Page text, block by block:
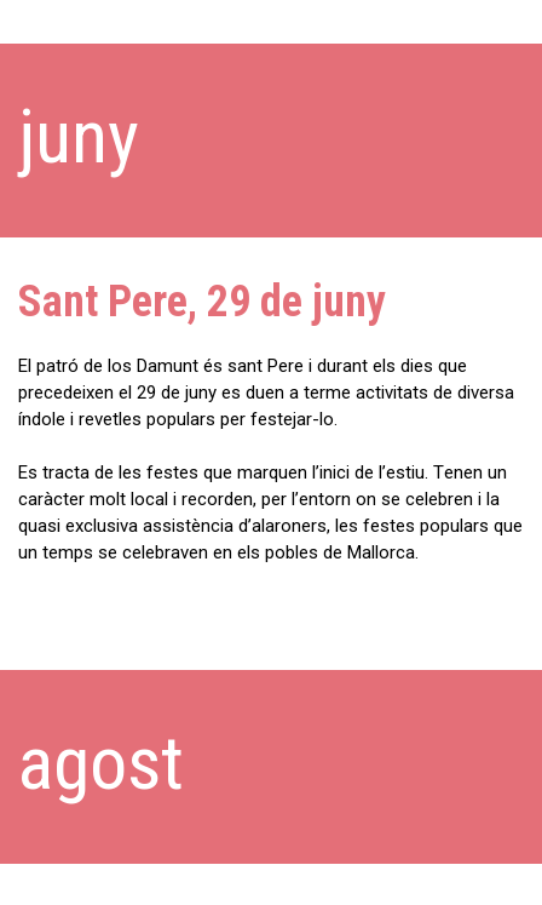
juny
Sant Pere, 29 de juny
El patró de los Damunt és sant Pere i durant els dies que
precedeixen el 29 de juny es duen a terme activitats de diversa
índole i revetles populars per festejar-lo.
Es tracta de les festes que marquen l’inici de l’estiu. Tenen un
caràcter molt local i recorden, per l’entorn on se celebren i la
quasi exclusiva assistència d’alaroners, les festes populars que
un temps se celebraven en els pobles de Mallorca.
agost